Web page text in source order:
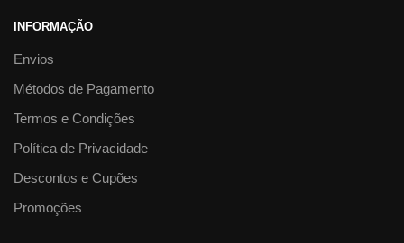
INFORMAÇÃO
Envios
Métodos de Pagamento
Termos e Condições
Política de Privacidade
Descontos e Cupões
Promoções